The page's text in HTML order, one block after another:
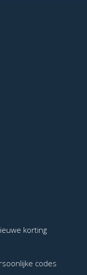
korting
codes